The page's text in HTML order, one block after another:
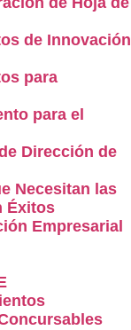
de Innovación
para
para el
Dirección de
Necesitan las
Éxitos
Empresarial